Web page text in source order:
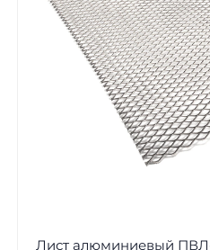
Лист алюминиевый